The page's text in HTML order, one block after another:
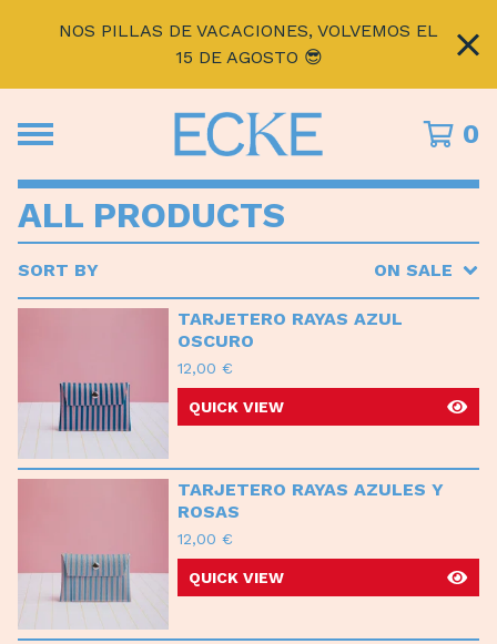
NOS PILLAS DE VACACIONES, VOLVEMOS EL
15 DE AGOSTO 😎
0
ALL PRODUCTS
SORT BY ON SALE
TARJETERO RAYAS AZUL
OSCURO
12,00 €
QUICK VIEW
TARJETERO RAYAS AZULES Y
ROSAS
12,00 €
QUICK VIEW